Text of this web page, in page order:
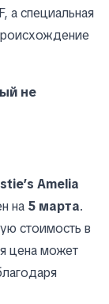
а специальная
не
Amelia
на 5 марта.
стоимость в
цена может